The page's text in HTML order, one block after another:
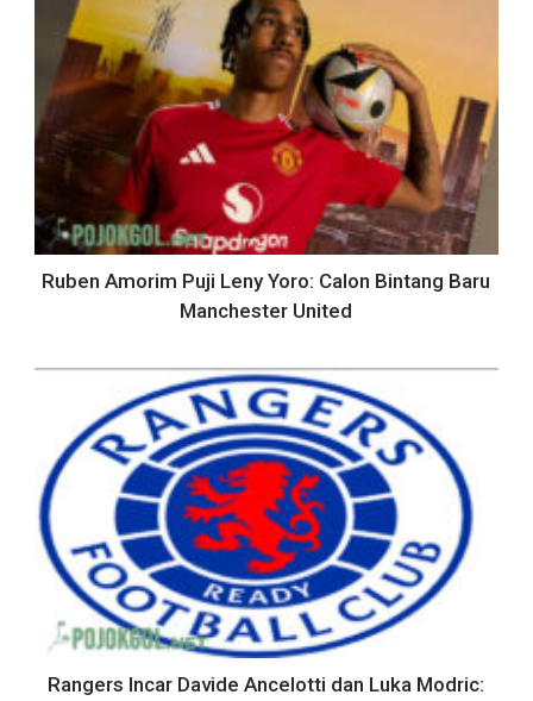
Ruben Amorim Puji Leny Yoro: Calon Bintang Baru
Manchester United
Rangers Incar Davide Ancelotti dan Luka Modric: